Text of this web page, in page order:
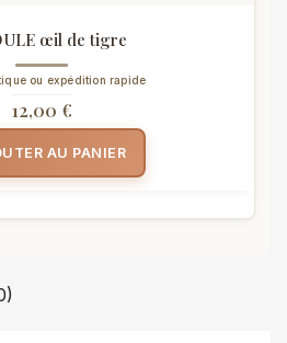
œil de tigre
ou expédition rapide
12,00 €
AU PANIER